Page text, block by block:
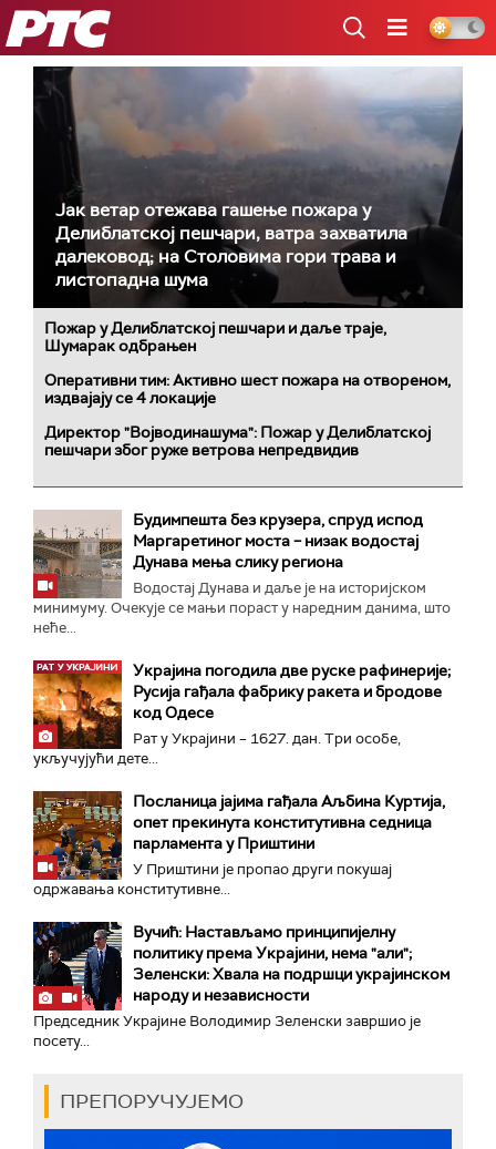
РТС
Јак ветар отежава гашење пожара у
Делиблатској пешчари, ватра захватила
далековод; на Столовима гори трава и
листопадна шума
Пожар у Делиблатској пешчари и даље траје,
Шумарак одбрањен
Оперативни тим: Активно шест пожара на отвореном,
издвајају се 4 локације
Директор "Војводинашума": Пожар у Делиблатској
пешчари због руже ветрова непредвидив
Будимпешта без крузера, спруд испод
Маргаретиног моста – низак водостај
Дунава мења слику региона
Водостај Дунава и даље је на историјском
минимуму. Очекује се мањи пораст у наредним данима, што
неће...
Украјина погодила две руске рафинерије;
Русија гађала фабрику ракета и бродове
код Одесе
Рат у Украјини – 1627. дан. Три особе,
укључујући дете...
Посланица јајима гађала Аљбина Куртија,
опет прекинута конститутивна седница
парламента у Приштини
У Приштини је пропао други покушај
одржавања конститутивне...
Вучић: Настављамо принципијелну
политику према Украјини, нема "али";
Зеленски: Хвала на подршци украјинском
народу и независности
Председник Украјине Володимир Зеленски завршио је
посету...
ПРЕПОРУЧУЈЕМО